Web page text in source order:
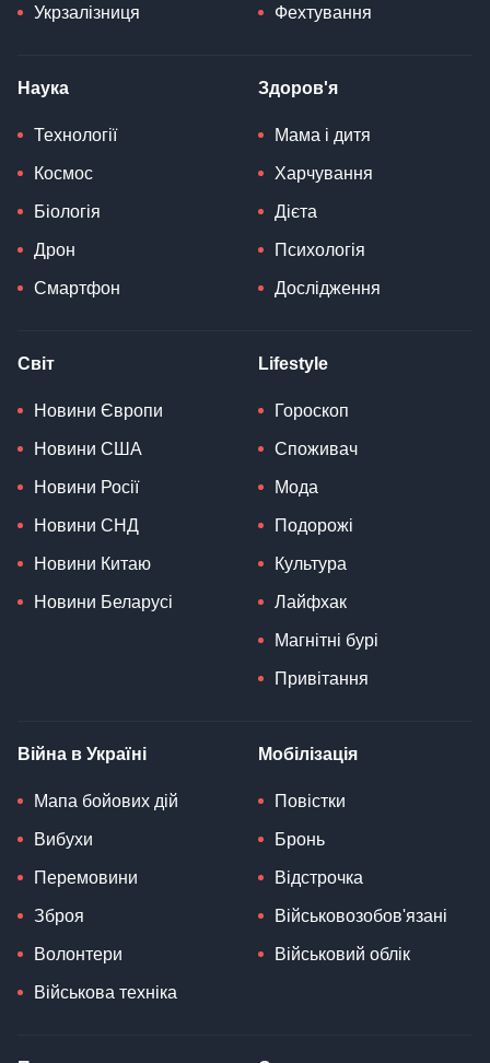
Укрзалізниця Фехтування
Наука
Технології
Космос
Біологія
Дрон
Смартфон
Здоров'я
Мама і дитя
Харчування
Дієта
Психологія
Дослідження
Світ
Новини Європи
Новини США
Новини Росії
Новини СНД
Новини Китаю
Новини Беларусі
Lifestyle
Гороскоп
Споживач
Мода
Подорожі
Культура
Лайфхак
Магнітні бурі
Привітання
Війна в Україні
Мапа бойових дій
Вибухи
Перемовини
Зброя
Волонтери
Військова техніка
Мобілізація
Повістки
Бронь
Відстрочка
Військовозобов'язані
Військовий облік